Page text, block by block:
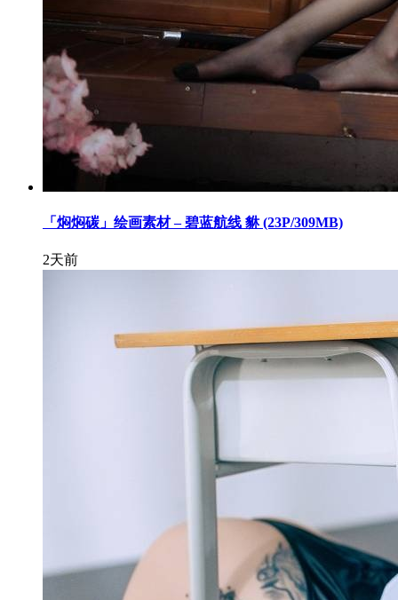
「焖焖碳」绘画素材 – 碧蓝航线 貅 (23P/309MB)
2天前